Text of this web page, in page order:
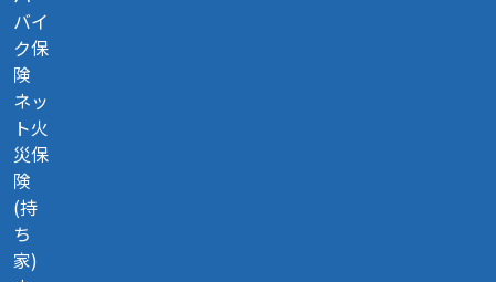
バイ
ク保
険
ネッ
ト火
災保
険
(持
ち
家)